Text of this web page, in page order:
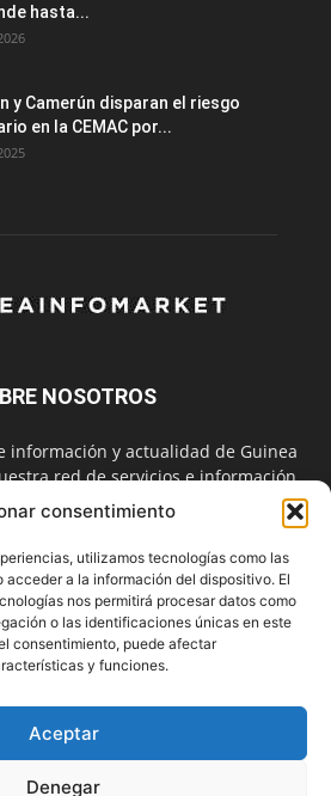
consentimiento
utilizamos tecnologías como las
a la información del dispositivo. El
nos permitirá procesar datos como
o las identificaciones únicas en este
consentimiento, puede afectar
y funciones.
Aceptar
Denegar
hasta...
y Camerún disparan el riesgo
en la CEMAC por...
NOSOTROS
información y actualidad de Guinea
red de servicios e información
en las redes sociales.
info@guineainfomarket.com
SÍGUENOS